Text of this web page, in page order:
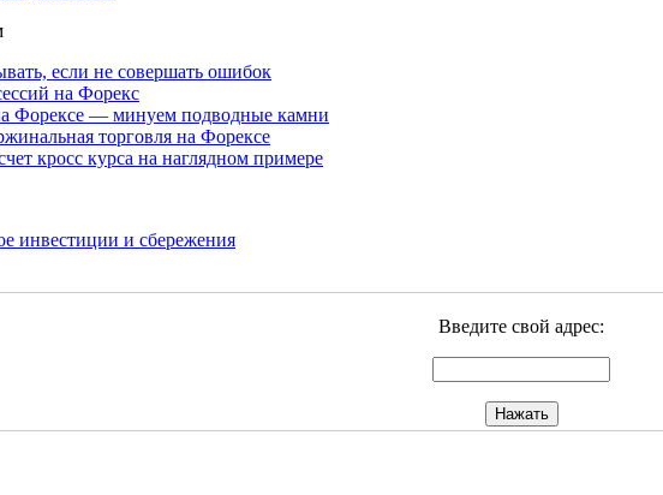
если не совершать ошибок
на Форекс
Форексе — минуем подводные камни
торговля на Форексе
кросс курса на наглядном примере
инвестиции и сбережения
Введите свой адрес: